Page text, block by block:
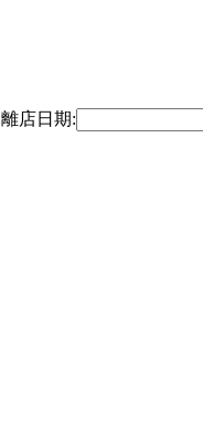
離店日期: